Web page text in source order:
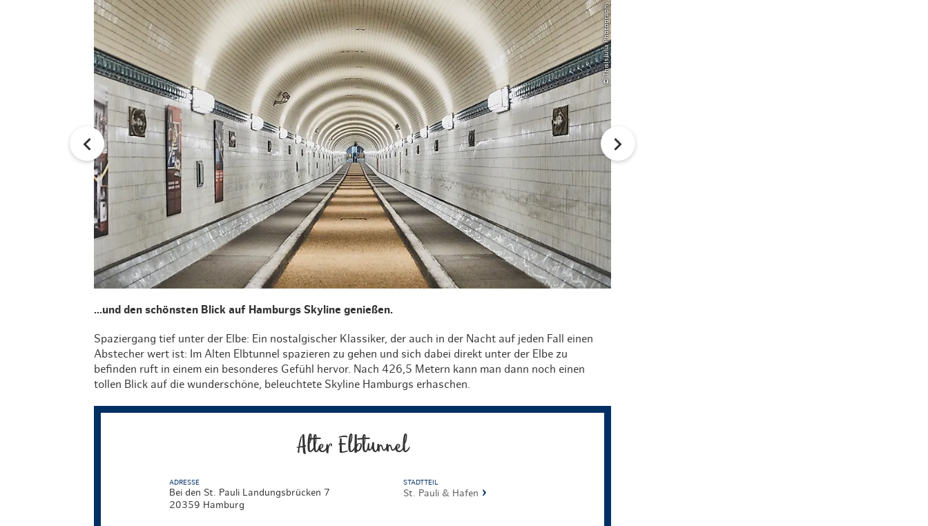
© ThisIsJulia Photography
...und den schönsten Blick auf Hamburgs Skyline genießen.
Spaziergang tief unter der Elbe: Ein nostalgischer Klassiker, der auch in der Nacht auf jeden Fall einen
Abstecher wert ist: Im Alten Elbtunnel spazieren zu gehen und sich dabei direkt unter der Elbe zu
befinden ruft in einem ein besonderes Gefühl hervor. Nach 426,5 Metern kann man dann noch einen
tollen Blick auf die wunderschöne, beleuchtete Skyline Hamburgs erhaschen.
Alter Elbtunnel
ADRESSE
Bei den St. Pauli Landungsbrücken 7
20359 Hamburg
STADTTEIL
St. Pauli & Hafen